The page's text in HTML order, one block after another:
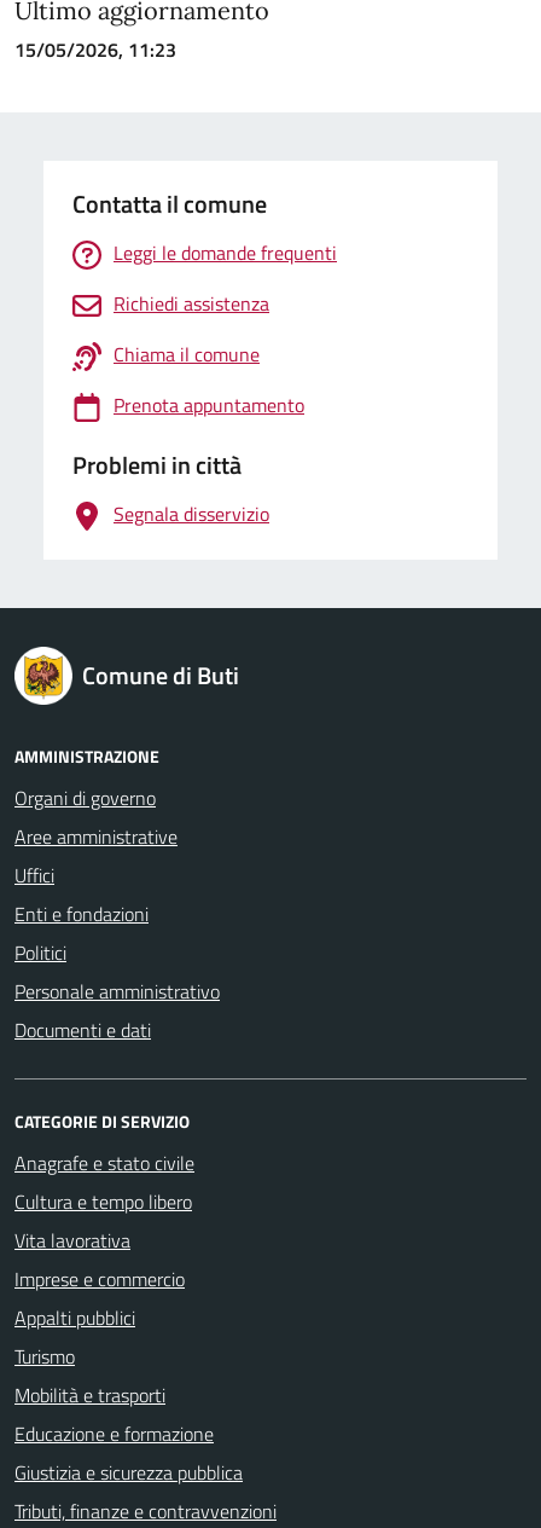
Ultimo aggiornamento
15/05/2026, 11:23
Contatta il comune
Leggi le domande frequenti
Richiedi assistenza
Chiama il comune
Prenota appuntamento
Problemi in città
Segnala disservizio
logo Unione Europea
Comune di Buti
AMMINISTRAZIONE
Organi di governo
Aree amministrative
Uffici
Enti e fondazioni
Politici
Personale amministrativo
Documenti e dati
CATEGORIE DI SERVIZIO
Anagrafe e stato civile
Cultura e tempo libero
Vita lavorativa
Imprese e commercio
Appalti pubblici
Turismo
Mobilità e trasporti
Educazione e formazione
Giustizia e sicurezza pubblica
Tributi, finanze e contravvenzioni